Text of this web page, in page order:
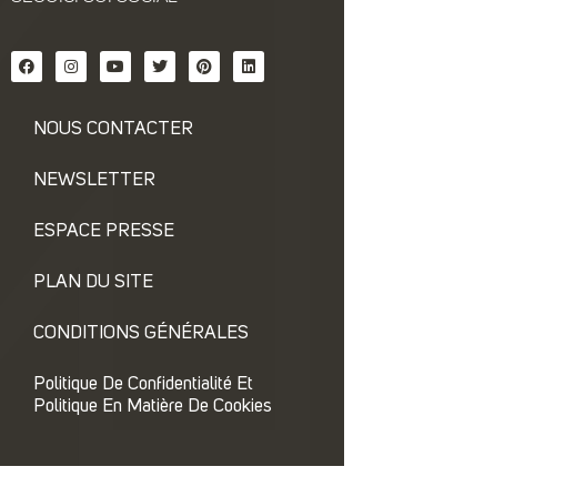
NOUS CONTACTER
NEWSLETTER
ESPACE PRESSE
PLAN DU SITE
CONDITIONS GÉNÉRALES
Politique De Confidentialité Et
Politique En Matière De Cookies